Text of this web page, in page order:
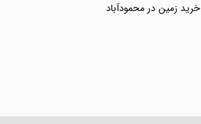
خرید زمین در محمودآباد